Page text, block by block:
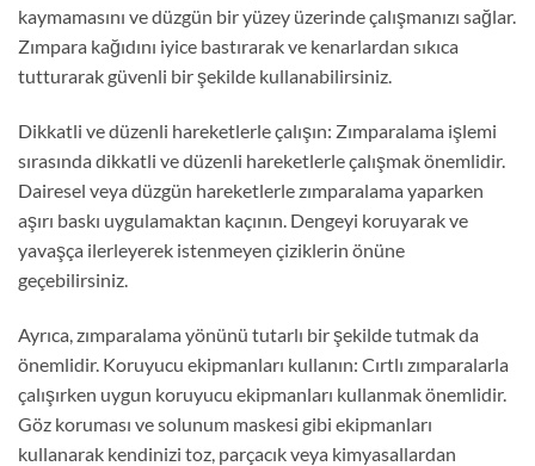
kaymamasını ve düzgün bir yüzey üzerinde çalışmanızı sağlar.
Zımpara kağıdını iyice bastırarak ve kenarlardan sıkıca
tutturarak güvenli bir şekilde kullanabilirsiniz.
Dikkatli ve düzenli hareketlerle çalışın: Zımparalama işlemi
sırasında dikkatli ve düzenli hareketlerle çalışmak önemlidir.
Dairesel veya düzgün hareketlerle zımparalama yaparken
aşırı baskı uygulamaktan kaçının. Dengeyi koruyarak ve
yavaşça ilerleyerek istenmeyen çiziklerin önüne
geçebilirsiniz.
Ayrıca, zımparalama yönünü tutarlı bir şekilde tutmak da
önemlidir. Koruyucu ekipmanları kullanın: Cırtlı zımparalarla
çalışırken uygun koruyucu ekipmanları kullanmak önemlidir.
Göz koruması ve solunum maskesi gibi ekipmanları
kullanarak kendinizi toz, parçacık veya kimyasallardan